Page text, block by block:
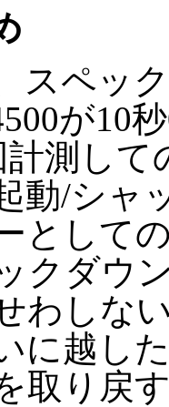
スペッ
が10
計測し
動/シャ
として
クダウ
わしな
に越し
取り戻